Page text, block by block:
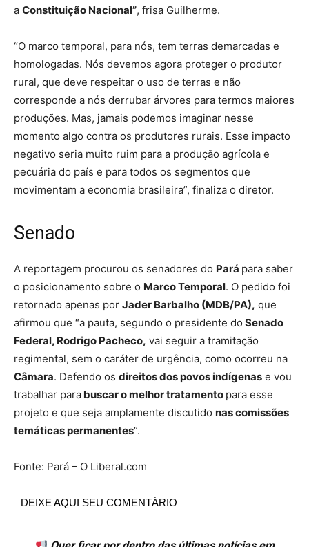
a Constituição Nacional”, frisa Guilherme.
“O marco temporal, para nós, tem terras demarcadas e
homologadas. Nós devemos agora proteger o produtor
rural, que deve respeitar o uso de terras e não
corresponde a nós derrubar árvores para termos maiores
produções. Mas, jamais podemos imaginar nesse
momento algo contra os produtores rurais. Esse impacto
negativo seria muito ruim para a produção agrícola e
pecuária do país e para todos os segmentos que
movimentam a economia brasileira”, finaliza o diretor.
Senado
A reportagem procurou os senadores do Pará para saber
o posicionamento sobre o Marco Temporal. O pedido foi
retornado apenas por Jader Barbalho (MDB/PA), que
afirmou que “a pauta, segundo o presidente do Senado
Federal, Rodrigo Pacheco, vai seguir a tramitação
regimental, sem o caráter de urgência, como ocorreu na
Câmara. Defendo os direitos dos povos indígenas e vou
trabalhar para buscar o melhor tratamento para esse
projeto e que seja amplamente discutido nas comissões
temáticas permanentes”.
Fonte: Pará – O Liberal.com
DEIXE AQUI SEU COMENTÁRIO